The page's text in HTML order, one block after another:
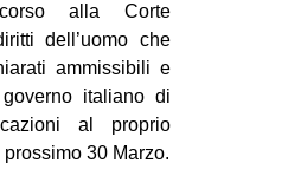
alla Corte
dell’uomo che
ammissibili e
italiano di
al proprio
30 Marzo.